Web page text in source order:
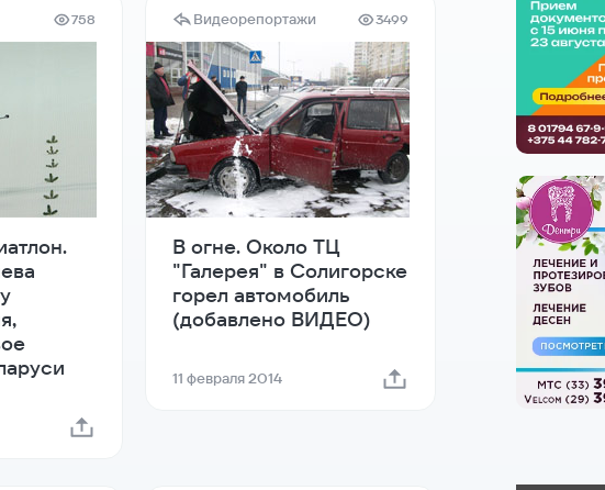
758 Видеорепортажи 3499
В огне. Около ТЦ
"Галерея" в Солигорске
горел автомобиль
(добавлено ВИДЕО)
11 февраля 2014